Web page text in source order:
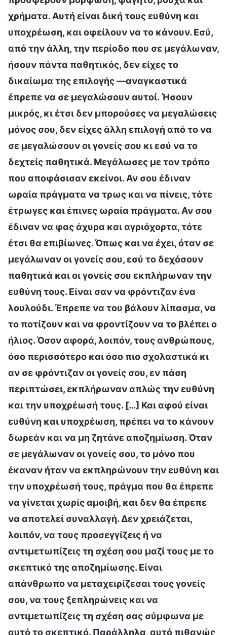
χρήματα. Αυτή είναι δική τους ευθύνη και
υποχρέωση, και οφείλουν να το κάνουν. Εσύ,
από την άλλη, την περίοδο που σε μεγάλωναν,
ήσουν πάντα παθητικός, δεν είχες το
δικαίωμα της επιλογής —αναγκαστικά
έπρεπε να σε μεγαλώσουν αυτοί. Ήσουν
μικρός, κι έτσι δεν μπορούσες να μεγαλώσεις
μόνος σου, δεν είχες άλλη επιλογή από το να
σε μεγαλώσουν οι γονείς σου κι εσύ να το
δεχτείς παθητικά. Μεγάλωσες με τον τρόπο
που αποφάσισαν εκείνοι. Αν σου έδιναν
ωραία πράγματα να τρως και να πίνεις, τότε
έτρωγες και έπινες ωραία πράγματα. Αν σου
έδιναν να φας άχυρα και αγριόχορτα, τότε
έτσι θα επιβίωνες. Όπως και να έχει, όταν σε
μεγάλωναν οι γονείς σου, εσύ το δεχόσουν
παθητικά και οι γονείς σου εκπλήρωναν την
ευθύνη τους. Είναι σαν να φρόντιζαν ένα
λουλούδι. Έπρεπε να του βάλουν λίπασμα, να
το ποτίζουν και να φροντίζουν να το βλέπει ο
ήλιος. Όσον αφορά, λοιπόν, τους ανθρώπους,
όσο περισσότερο και όσο πιο σχολαστικά κι
αν σε φρόντιζαν οι γονείς σου, εν πάση
περιπτώσει, εκπλήρωναν απλώς την ευθύνη
και την υποχρέωσή τους. […] Και αφού είναι
ευθύνη και υποχρέωση, πρέπει να το κάνουν
δωρεάν και να μη ζητάνε αποζημίωση. Όταν
σε μεγάλωναν οι γονείς σου, το μόνο που
έκαναν ήταν να εκπληρώνουν την ευθύνη και
την υποχρέωσή τους, πράγμα που θα έπρεπε
να γίνεται χωρίς αμοιβή, και δεν θα έπρεπε
να αποτελεί συναλλαγή. Δεν χρειάζεται,
λοιπόν, να τους προσεγγίζεις ή να
αντιμετωπίζεις τη σχέση σου μαζί τους με το
σκεπτικό της αποζημίωσης. Είναι
απάνθρωπο να μεταχειρίζεσαι τους γονείς
σου, να τους ξεπληρώνεις και να
αντιμετωπίζεις τη σχέση σας σύμφωνα με
αυτό το σκεπτικό. Παράλληλα, αυτό πιθανώς